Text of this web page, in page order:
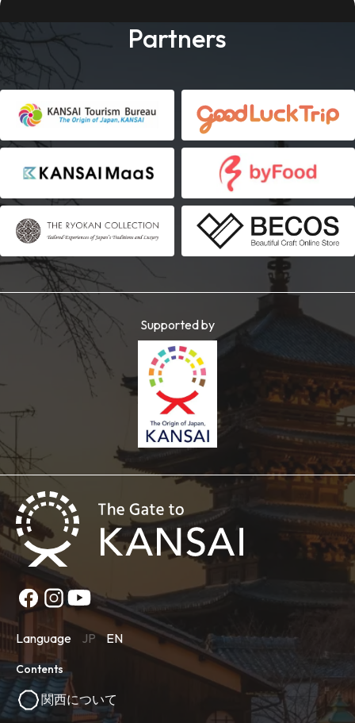
Partners
Supported by
Language JP EN
Contents
関西について